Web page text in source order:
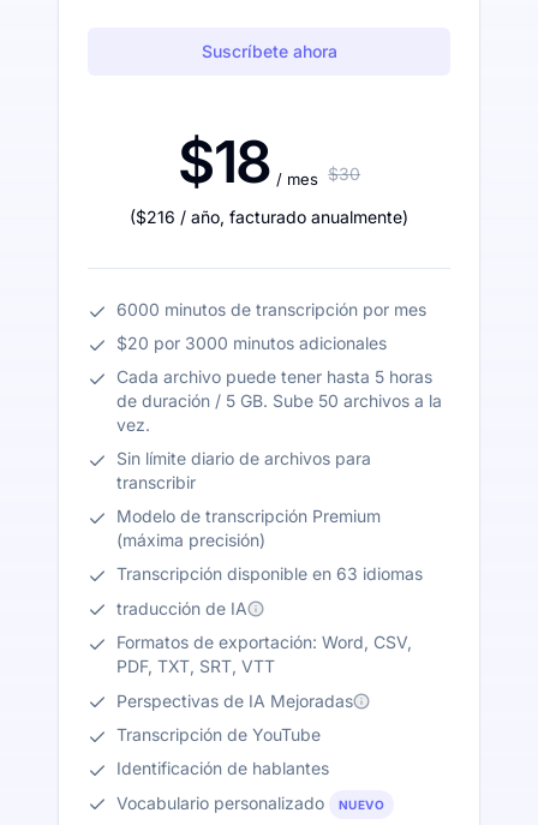
Suscríbete ahora
$18 / mes $30
($216 / año, facturado anualmente)
6000 minutos de transcripción por mes
$20 por 3000 minutos adicionales
Cada archivo puede tener hasta 5 horas
de duración / 5 GB. Sube 50 archivos a la
vez.
Sin límite diario de archivos para
transcribir
Modelo de transcripción Premium
(máxima precisión)
Transcripción disponible en 63 idiomas
traducción de IA
Formatos de exportación: Word, CSV,
PDF, TXT, SRT, VTT
Perspectivas de IA Mejoradas
Transcripción de YouTube
Identificación de hablantes
Vocabulario personalizado
NUEVO